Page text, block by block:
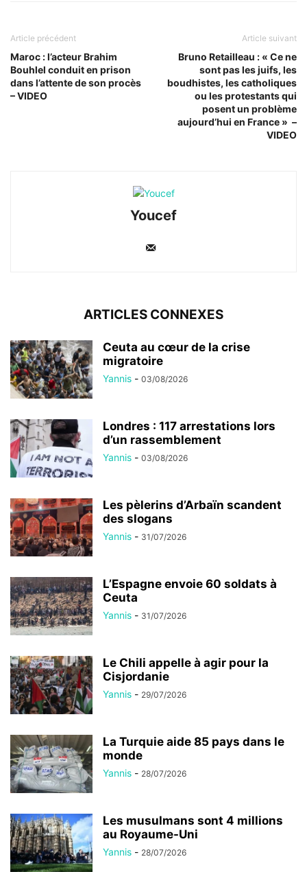
Article précédent
Maroc : l’acteur Brahim
Bouhlel conduit en prison
dans l’attente de son procès
– VIDEO
Article suivant
Bruno Retailleau : « Ce ne
sont pas les juifs, les
boudhistes, les catholiques
ou les protestants qui
posent un problème
aujourd’hui en France » –
VIDEO
Youcef
ARTICLES CONNEXES
Ceuta au cœur de la crise
migratoire
Yannis - 03/08/2026
Londres : 117 arrestations lors
d’un rassemblement
Yannis - 03/08/2026
Les pèlerins d’Arbaïn scandent
des slogans
Yannis - 31/07/2026
L’Espagne envoie 60 soldats à
Ceuta
Yannis - 31/07/2026
Le Chili appelle à agir pour la
Cisjordanie
Yannis - 29/07/2026
La Turquie aide 85 pays dans le
monde
Yannis - 28/07/2026
Les musulmans sont 4 millions
au Royaume-Uni
Yannis - 28/07/2026